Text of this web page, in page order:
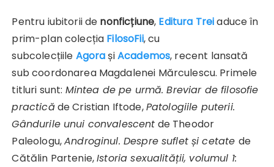
Pentru iubitorii de nonficțiune, Editura Treiaduce în
prim-plan colecția FilosoFii, cu
subcolecțiile Agora șiAcademos, recent lansată
sub coordonarea Magdalenei Mărculescu. Primele
titluri sunt: Mintea de pe urmă. Breviar de filosofie
practicăde Cristian Iftode,Patologiile puterii.
Gândurile unui convalescent de Theodor
Paleologu,Androginul. Despre suflet și cetate de
Cătălin Partenie,Istoria sexualității, volumul 1: